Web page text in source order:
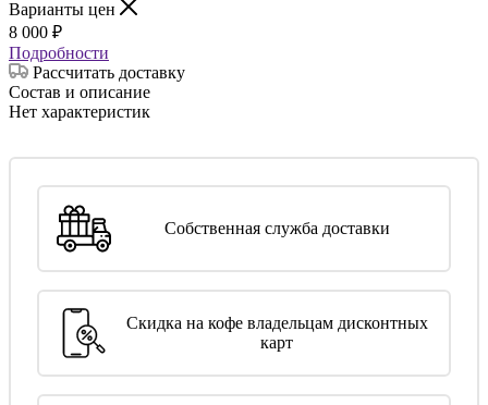
Варианты цен
8 000 ₽
Подробности
Рассчитать доставку
Состав и описание
Нет характеристик
Собственная служба доставки
Скидка на кофе владельцам дисконтных
карт